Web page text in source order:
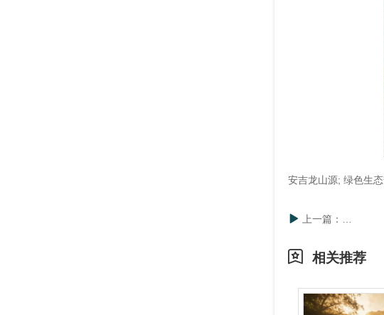
安吉龙山源; 绿色生
上一篇：
相关推荐